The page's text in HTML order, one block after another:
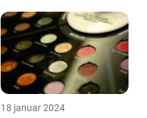
18 januar 2024